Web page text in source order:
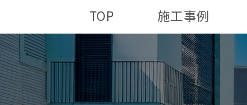
TOP 施工事例